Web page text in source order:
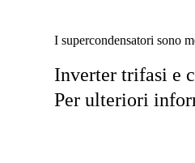
I supercondensatori sono
Inverter trifasi e
Per ulteriori